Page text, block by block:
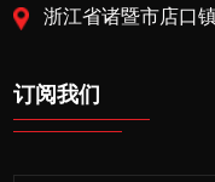
浙江省诸暨市店口
订阅我们